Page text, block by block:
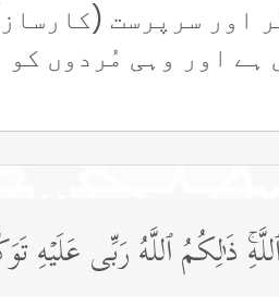
اور سرپرست
اور وہی مُردوں کو
ذَ ٰ⁠لِكُمُ ٱللَّهُ رَبِّی عَلَیۡهِ